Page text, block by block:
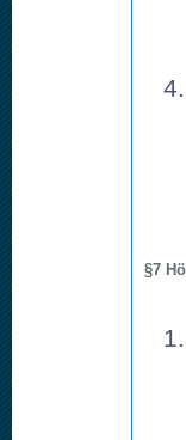
§7